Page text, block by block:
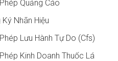
Quảng Cáo
Nhãn Hiệu
Lưu Hành Tự Do (cfs)
Kinh Doanh Thuốc Lá